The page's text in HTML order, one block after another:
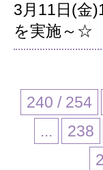
3月11日(金
を実施～☆
240 / 254
...
238